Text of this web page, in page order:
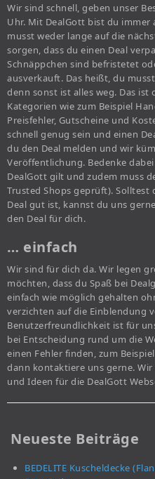
Wir sind schnell, geben unser
Uhr. Mit DealGott bist du immer
musst weder lange auf die
sorgen, dass du einen Deal
Schnäppchen sind befristetet
ausverkauft. Das heißt, du
denn sonst ist alles weg. Das ist
Kategorien wie zum Beispiel
Preisfehler, Gutscheine und
schnell genug sein und einen
du den Deal melden und wir
Veröffentlichung. Bedenke
DealGott gilt und zudem muss
Trusted Shops geprüft). Solltest
Deal gut ist, kannst du uns
den Deal für dich.
… einfach
Wir sind für dich da. Wir legen
möchten, dass du Spaß bei
einfach wie möglich gehalten
verzichten auf die Einblendung
Benutzerfreundlichkeit ist für
bei Entscheidung rund um die
einen Fehler finden, zum
dann kontaktiere uns gerne.
und Ideen für die DealGott
Neueste Beiträge
BEDELITE Kuscheldecke